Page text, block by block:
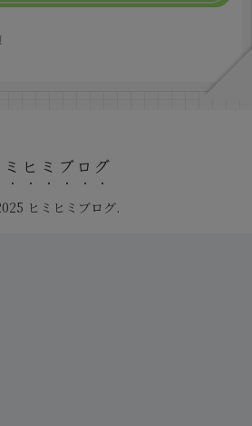
ミヒミブログ
ヒミヒミブログ.